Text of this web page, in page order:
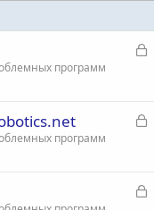
З
программ
З
программ
З